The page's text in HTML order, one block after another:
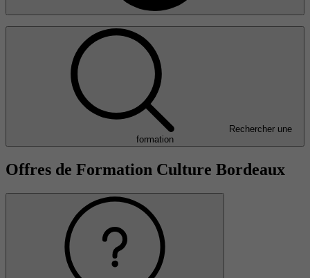
Rechercher une
formation
Offres de Formation Culture Bordeaux